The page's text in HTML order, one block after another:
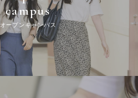
campus
オープンキャンパス